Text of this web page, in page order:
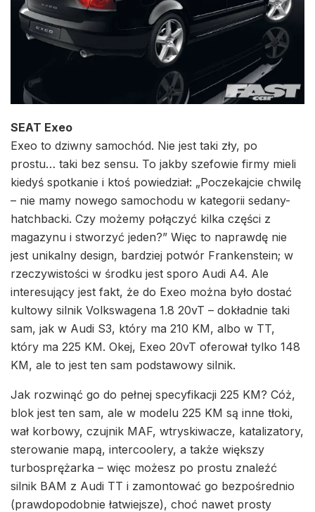
SEAT Exeo
Exeo to dziwny samochód. Nie jest taki zły, po
prostu… taki bez sensu. To jakby szefowie firmy mieli
kiedyś spotkanie i ktoś powiedział: „Poczekajcie chwilę
– nie mamy nowego samochodu w kategorii sedany-
hatchbacki. Czy możemy połączyć kilka części z
magazynu i stworzyć jeden?” Więc to naprawdę nie
jest unikalny design, bardziej potwór Frankenstein; w
rzeczywistości w środku jest sporo Audi A4. Ale
interesujący jest fakt, że do Exeo można było dostać
kultowy silnik Volkswagena 1.8 20vT – dokładnie taki
sam, jak w Audi S3, który ma 210 KM, albo w TT,
który ma 225 KM. Okej, Exeo 20vT oferował tylko 148
KM, ale to jest ten sam podstawowy silnik.
Jak rozwinąć go do pełnej specyfikacji 225 KM? Cóż,
blok jest ten sam, ale w modelu 225 KM są inne tłoki,
wał korbowy, czujnik MAF, wtryskiwacze, katalizatory,
sterowanie mapą, intercoolery, a także większy
turbosprężarka – więc możesz po prostu znaleźć
silnik BAM z Audi TT i zamontować go bezpośrednio
(prawdopodobnie łatwiejsze), choć nawet prosty